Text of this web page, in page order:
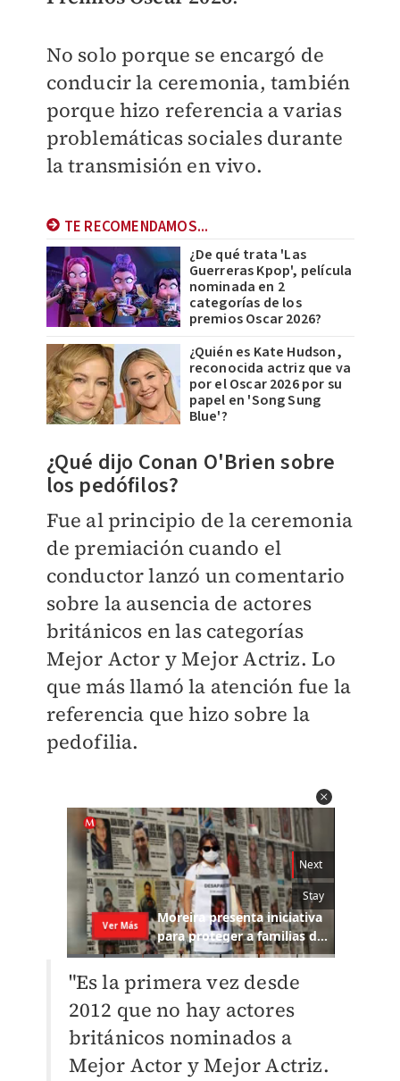
No solo porque se encargó de
conducir la ceremonia, también
porque hizo referencia a varias
problemáticas sociales durante
la transmisión en vivo.
TE RECOMENDAMOS...
¿De qué trata 'Las
Guerreras Kpop', película
nominada en 2
categorías de los
premios Oscar 2026?
¿Quién es Kate Hudson,
reconocida actriz que va
por el Oscar 2026 por su
papel en 'Song Sung
Blue'?
¿Qué dijo Conan O'Brien sobre
los pedófilos?
Fue al principio de la ceremonia
de premiación cuando el
conductor lanzó un comentario
sobre la ausencia de actores
británicos en las categorías
Mejor Actor y Mejor Actriz. Lo
que más llamó la atención fue la
referencia que hizo sobre la
pedofilia.
"Es la primera vez desde
2012 que no hay actores
británicos nominados a
Mejor Actor y Mejor Actriz.